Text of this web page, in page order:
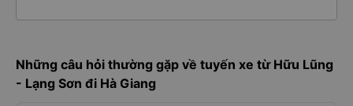
Những câu hỏi thường gặp về tuyến xe từ Hữu Lũng
- Lạng Sơn đi Hà Giang